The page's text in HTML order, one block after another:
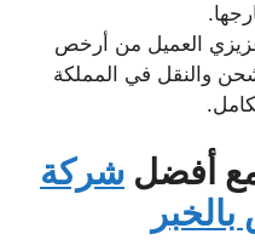
عزيزي العميل من أرخص
والنقل في المملكة
مع أفضل شركة